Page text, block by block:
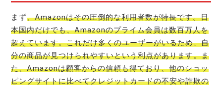
まず、Amazonはその圧倒的な利用者数が特長です。日
本国内だけでも、Amazonのプライム会員は数百万人を
超えています。これだけ多くのユーザーがいるため、自
分の商品が見つけられやすいという利点があります。ま
た、Amazonは顧客からの信頼も得ており、他のショッ
ピングサイトに比べてクレジットカードの不安や詐欺の